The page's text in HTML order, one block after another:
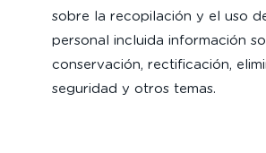
sobre la recopilación y el uso
personal incluida información
conservación, rectificación,
seguridad y otros temas.